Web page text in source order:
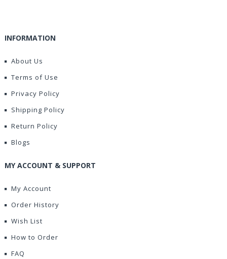
INFORMATION
About Us
Terms of Use
Privacy Policy
Shipping Policy
Return Policy
Blogs
MY ACCOUNT & SUPPORT
My Account
Order History
Wish List
How to Order
FAQ